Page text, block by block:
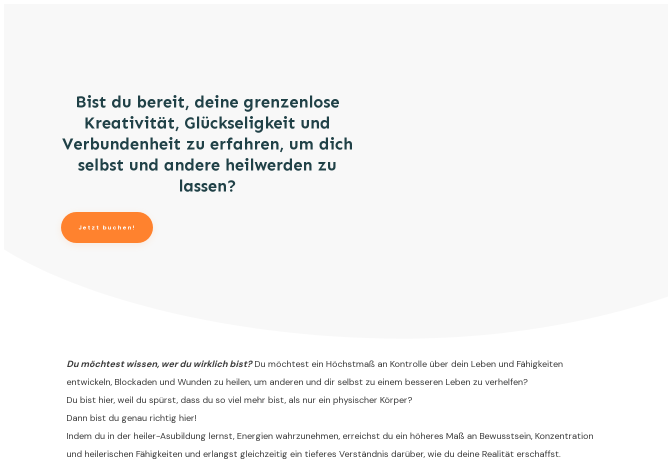
Bist du bereit, deine grenzenlose
Kreativität, Glückseligkeit und
Verbundenheit zu erfahren, um dich
selbst und andere heilwerden zu
lassen?
Jetzt buchen!
Du möchtest wissen, wer du wirklich bist?Du möchtest ein Höchstmaß an Kontrolle über dein Leben und Fähigkeiten
entwickeln, Blockaden und Wunden zu heilen, um anderen und dir selbst zu einem besseren Leben zu verhelfen?
Du bist hier, weil du spürst, dass du so viel mehr bist, als nur ein physischer Körper?
Dann bist du genau richtig hier!
Indem du in der heiler-Asubildung lernst, Energien wahrzunehmen, erreichst du ein höheres Maß an Bewusstsein, Konzentration
und heilerischen Fähigkeiten und erlangst gleichzeitig ein tieferes Verständnis darüber, wie du deine Realität erschaffst.